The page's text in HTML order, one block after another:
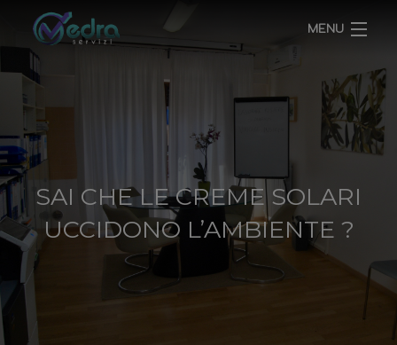
MENU
CHI SIAMO
SERVIZI
BLOG
CONTATTI
SAI CHE LE CREME SOLARI
UCCIDONO L’AMBIENTE ?